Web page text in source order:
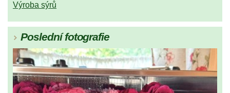
Výroba sýrů
Poslední fotografie